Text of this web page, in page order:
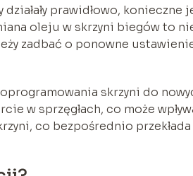
prawidłowo, konieczne
oleju w skrzyni biegów to
zadbać o ponowne
skrzyni do
w sprzęgłach, co może
co bezpośrednio